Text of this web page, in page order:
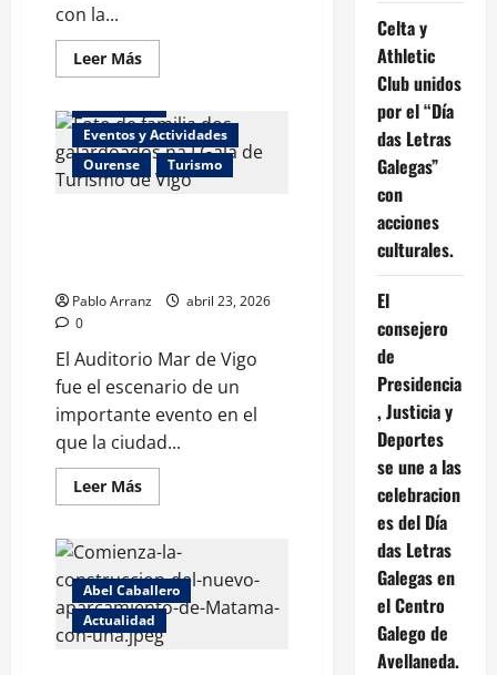
con la...
Leer MásLeer
más
Celebración
del
Día
Internacional
de
folclóricos
el
de
abril.
¡Únete
a
la
música
y
danza!
Abel Caballero
Eventos y Actividades
Ourense
Turismo
Pablo Arranz
abril 23, 2026
0
El Auditorio Mar de Vigo
fue el escenario de un
importante evento en el
que la ciudad...
Leer MásLeer
más
Reconocimiento
a
empresas
y
entidades
en
I
Abel Caballero
Actualidad
Celta y
Athletic
Club unidos
por el “Día
das Letras
Galegas”
con
acciones
culturales.
El
consejero
de
Presidencia
, Justicia y
Deportes
se une a las
celebracion
es del Día
das Letras
Galegas en
el Centro
Galego de
Avellaneda.